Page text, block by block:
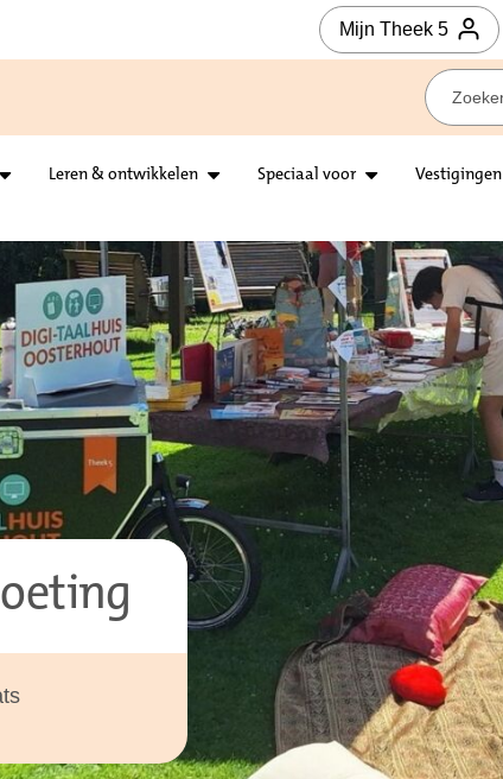
Mijn Theek 5
Leren & ontwikkelen Speciaal voor Vestigingen